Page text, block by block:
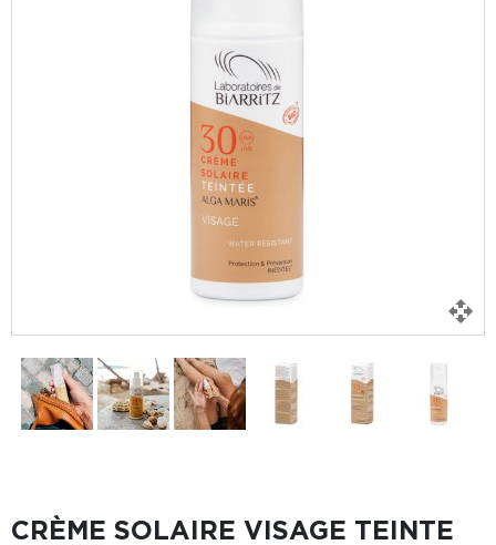
CRÈME SOLAIRE VISAGE TEINTE